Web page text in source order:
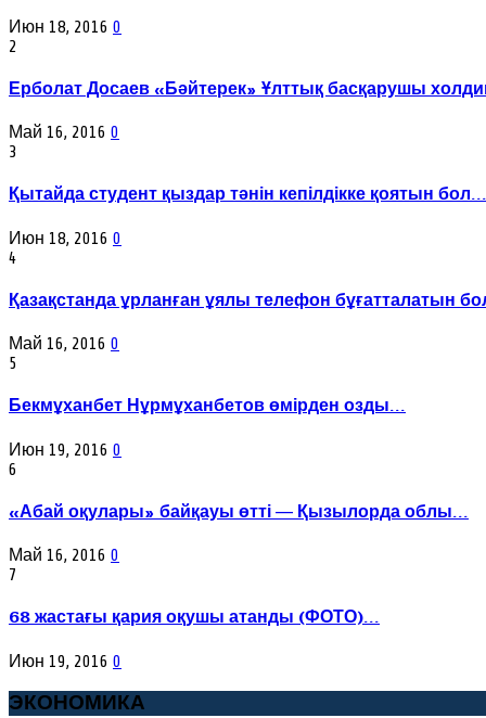
Июн 18, 2016 0
2
Ерболат Досаев «Бәйтерек» Ұлттық басқарушы
Май 16, 2016 0
3
Қытайда студент қыздар тәнін кепілдікке қоятын бол...
Июн 18, 2016 0
4
Қазақстанда ұрланған ұялы телефон бұғатталатын
Май 16, 2016 0
5
Бекмұханбет Нұрмұханбетов өмірден озды...
Июн 19, 2016 0
6
«Абай оқулары» байқауы өтті — Қызылорда облы...
Май 16, 2016 0
7
68 жастағы қария оқушы атанды (ФОТО)...
Июн 19, 2016 0
ЭКОНОМИКА